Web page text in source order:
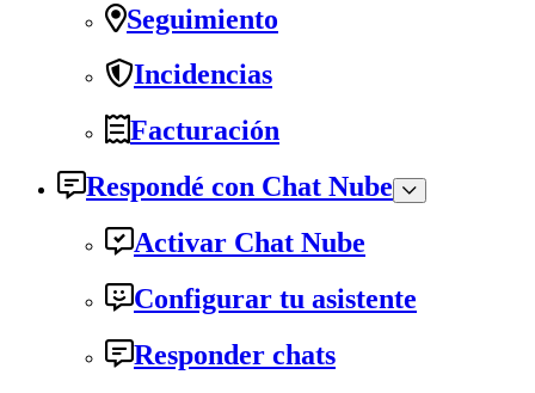
Seguimiento
Incidencias
Facturación
Respondé con Chat Nube
Activar Chat Nube
Configurar tu asistente
Responder chats